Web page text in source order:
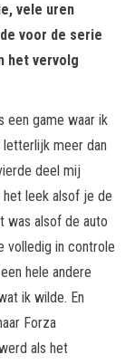
vele uren
voor de serie
het vervolg
een game waar ik
letterlijk meer dan
deel mij
leek alsof je de
was alsof de auto
volledig in controle
hele andere
ik wilde. En
Forza
als het